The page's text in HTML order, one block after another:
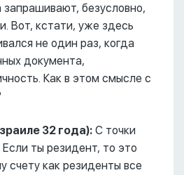
запрашивают, безусловно,
Вот, кстати, уже здесь
не один раз, когда
документа,
Как в этом смысле с
32 года): С точки
ты резидент, то это
счету как резиденты все